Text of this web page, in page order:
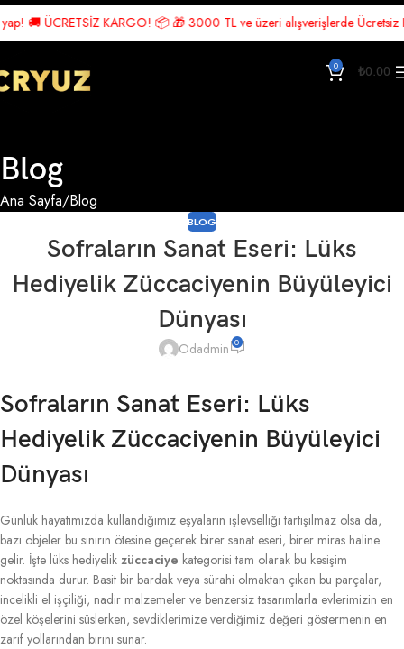
KARGO! 📦 🎁 3000 TL ve üzeri alışverişlerde Ücretsiz Kargo!
0 ₺0.00
Blog
Ana Sayfa Blog
BLOG
Sofraların Sanat Eseri: Lüks
Hediyelik Züccaciyenin Büyüleyici
Dünyası
Odadmin 0
Sofraların Sanat Eseri: Lüks
Hediyelik Züccaciyenin Büyüleyici
Dünyası
Günlük hayatımızda kullandığımız eşyaların işlevselliği tartışılmaz olsa da,
bazı objeler bu sınırın ötesine geçerek birer sanat eseri, birer miras haline
gelir. İşte lüks hediyelik züccaciye kategorisi tam olarak bu kesişim
noktasında durur. Basit bir bardak veya sürahi olmaktan çıkan bu parçalar,
incelikli el işçiliği, nadir malzemeler ve benzersiz tasarımlarla evlerimizin en
özel köşelerini süslerken, sevdiklerimize verdiğimiz değeri göstermenin en
zarif yollarından birini sunar.